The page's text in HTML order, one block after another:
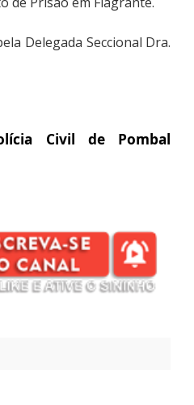
Delegada Seccional Dra.
Civil de Pombal